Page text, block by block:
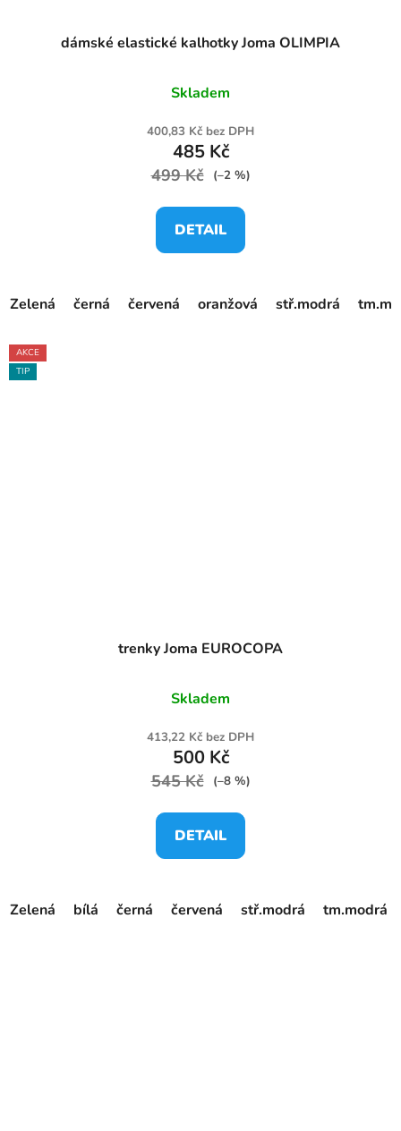
dámské elastické kalhotky Joma OLIMPIA
Skladem
400,83 Kč bez DPH
485 Kč
499 Kč (–2 %)
DETAIL
Zelená černá červená oranžová stř.modrá
AKCE
TIP
trenky Joma EUROCOPA
Skladem
413,22 Kč bez DPH
500 Kč
545 Kč (–8 %)
DETAIL
Zelená bílá černá červená stř.modrá tm.modrá